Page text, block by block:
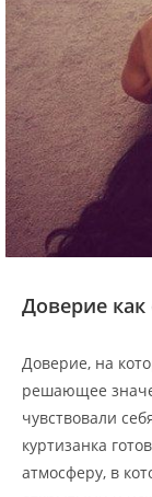
Доверие как
Доверие, на
решающее
чувствовали
куртизанка
атмосферу, в